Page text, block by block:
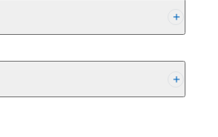
クルートパートナーズ